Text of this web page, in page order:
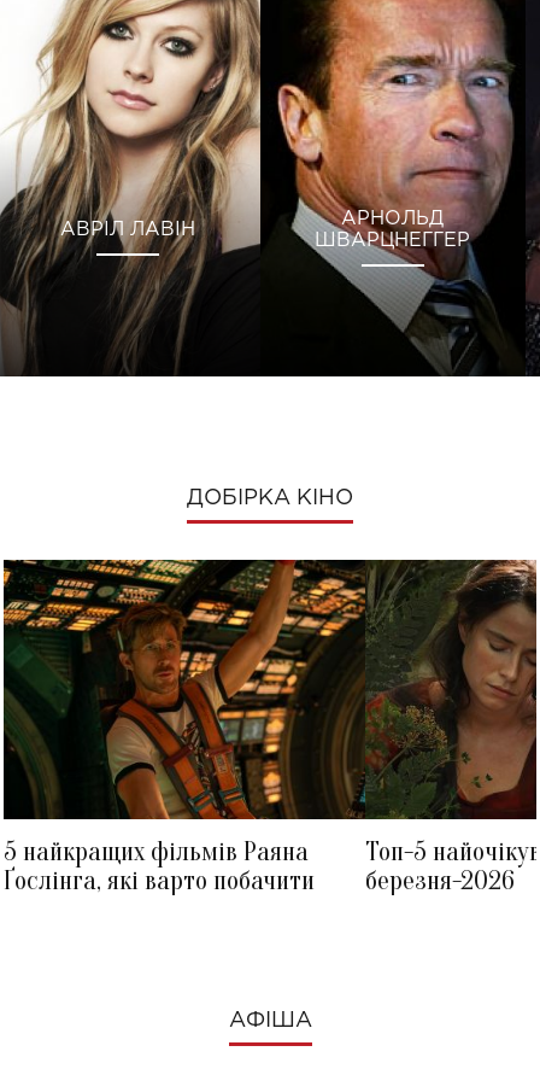
АВРІЛ ЛАВІН
АРНОЛЬД
ШВАРЦНЕГГЕР
ДОБІРКА КІНО
5 найкращих фільмів Раяна
Ґослінга, які варто побачити
Топ-5
березня-2026
АФІША